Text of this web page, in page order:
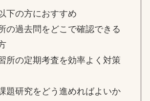
下の方におすすめ
の過去問をどこで確認できる
所の定期考査を効率よく対策
題研究をどう進めればよいか